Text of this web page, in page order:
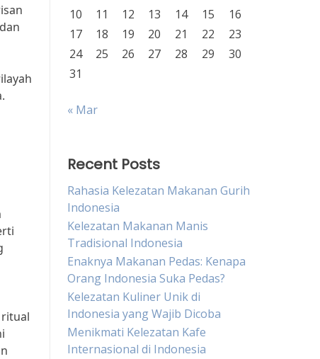
10
11 12 13 14 15
16
17
18 19 20 21 22
23
24
25 26 27 28 29
30
31
« Mar
Recent Posts
Rahasia Kelezatan Makanan Gurih
Indonesia
Kelezatan Makanan Manis
Tradisional Indonesia
Enaknya Makanan Pedas: Kenapa
Orang Indonesia Suka Pedas?
Kelezatan Kuliner Unik di
Indonesia yang Wajib Dicoba
Menikmati Kelezatan Kafe
Internasional di Indonesia